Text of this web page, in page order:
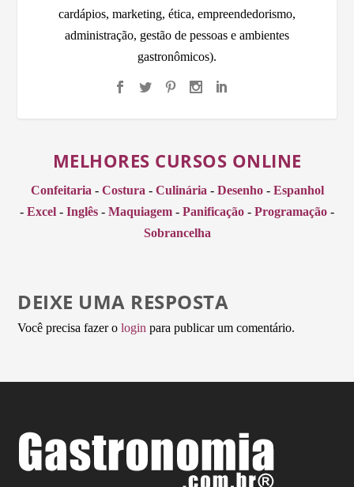
cardápios, marketing, ética, empreendedorismo,
administração, gestão de pessoas e ambientes
gastronômicos).
MELHORES CURSOS ONLINE
Confeitaria - Costura - Culinária - Desenho- Espanhol
- Excel - Inglês - Maquiagem - Panificação - Programação -
Sobrancelha
DEIXE UMA RESPOSTA
Você precisa fazer ologin para publicar um comentário.